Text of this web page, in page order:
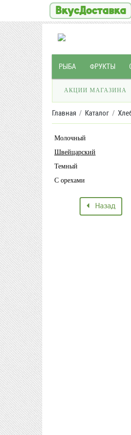
ВкусДоставка
РЫБА ФРУКТЫ
АКЦИИ МАГАЗИНА
Главная Каталог
Молочный
Швейцарский
Темный
С орехами
Назад